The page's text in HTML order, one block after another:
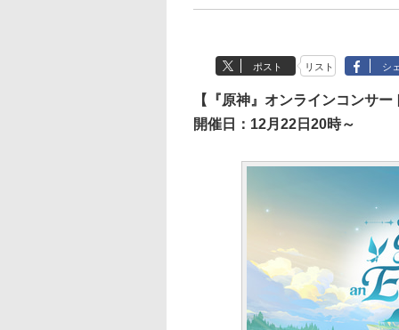
ポスト リスト シ
【『原神』オンラインコンサ
開催日：12月22日20時～